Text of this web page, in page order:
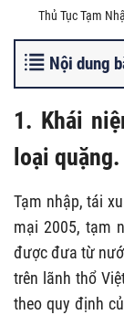
Thủ Tục Tạm
Nội dung
1. Khái
loại quặng.
Tạm nhập, tái
mại 2005, tạm
được đưa từ
trên lãnh thổ
theo quy định